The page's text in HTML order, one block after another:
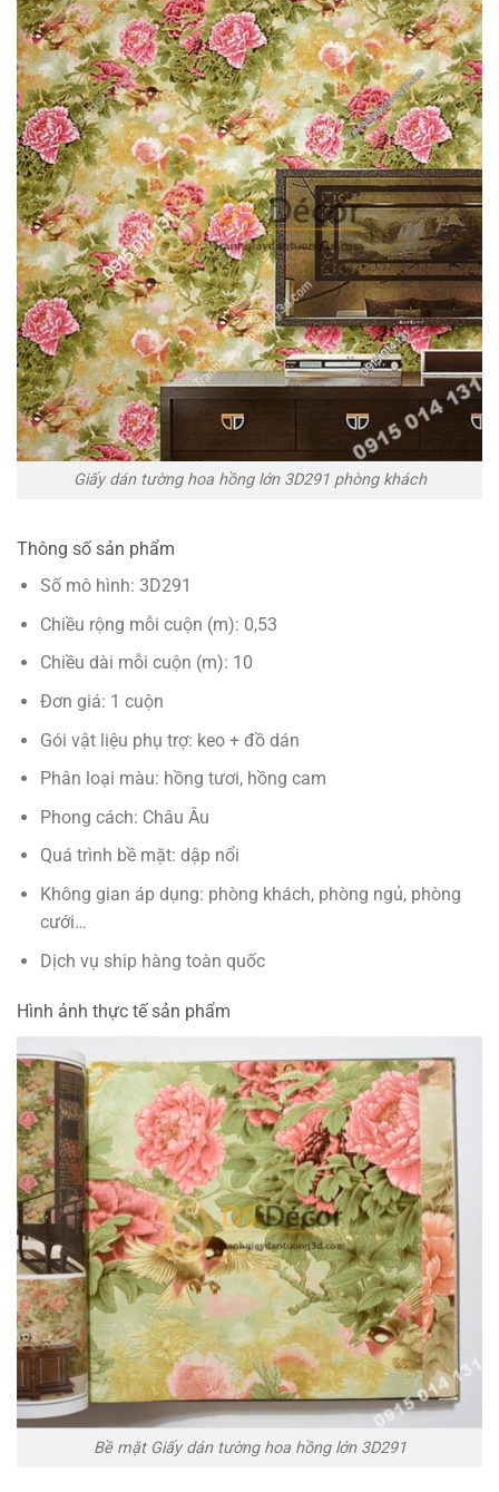
Giấy dán tường hoa hồng lớn 3D291 phòng khách
Thông số sản phẩm
Số mô hình: 3D291
Chiều rộng mỗi cuộn (m): 0,53
Chiều dài mỗi cuộn (m): 10
Đơn giá: 1 cuộn
Gói vật liệu phụ trợ: keo + đồ dán
Phân loại màu: hồng tươi, hồng cam
Phong cách: Châu Âu
Quá trình bề mặt: dập nổi
Không gian áp dụng: phòng khách, phòng ngủ, phòng
cưới…
Dịch vụ ship hàng toàn quốc
Hình ảnh thực tế sản phẩm
Bề mặt Giấy dán tường hoa hồng lớn 3D291